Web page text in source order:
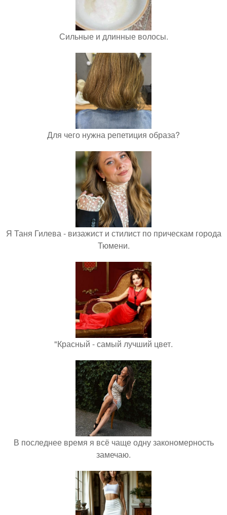
Сильные и длинные волосы.
Для чего нужна репетиция образа?
Я Таня Гилева - визажист и стилист по прическам города
Тюмени.
"Красный - самый лучший цвет.
В последнее время я всё чаще одну закономерность
замечаю.